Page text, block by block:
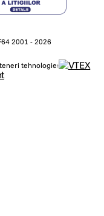
2001 - 2026
tehnologie: